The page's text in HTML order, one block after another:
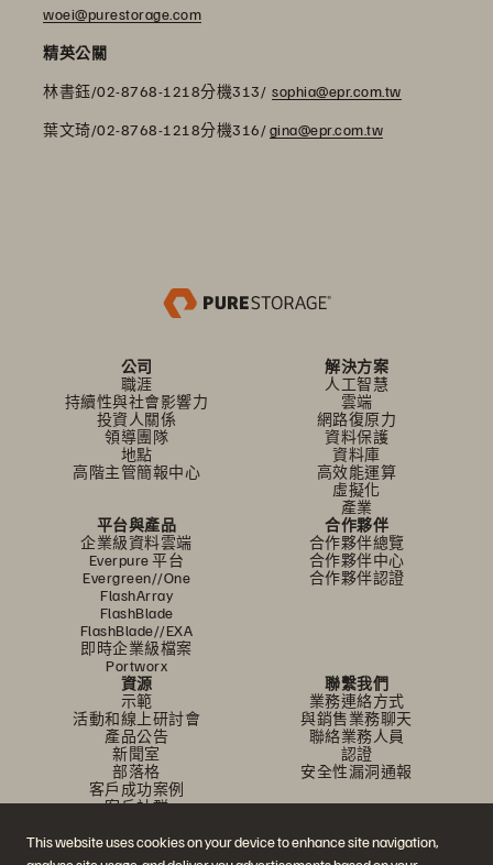
This website uses cookies on your device to enhance site navigation,
woei@purestorage.com
精英公關
林書鈺/02-8768-1218分機313/ sophia@epr.com.tw
葉文琦/02-8768-1218分機316/gina@epr.com.tw
公司
職涯
持續性與社會影響力
投資人關係
領導團隊
地點
高階主管簡報中心
解決方案
人工智慧
雲端
網路復原力
資料保護
資料庫
高效能運算
虛擬化
產業
平台與產品
企業級資料雲端
Everpure 平台
Evergreen//One
FlashArray
FlashBlade
FlashBlade//EXA
即時企業級檔案
Portworx
合作夥伴
合作夥伴總覽
合作夥伴中心
合作夥伴認證
資源
示範
活動和線上研討會
產品公告
新聞室
部落格
客戶成功案例
客戶社群
聯繫我們
業務連絡方式
與銷售業務聊天
聯絡業務人員
認證
安全性漏洞通報